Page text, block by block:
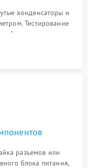
конденсаторы и
Тестирование
с помощью
секторов и
разъемов или
блока питания,